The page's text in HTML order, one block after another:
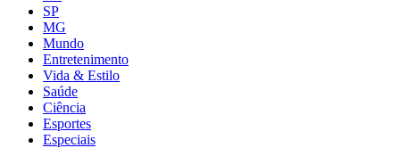
SP
MG
Mundo
Entretenimento
Vida & Estilo
Saúde
Ciência
Esportes
Especiais